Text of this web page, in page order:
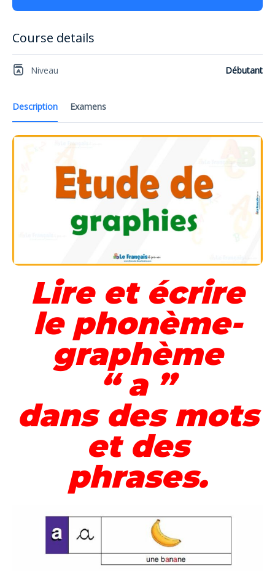
Description Examens
Lire et écrire
le phonème-
graphème
“ a ”
dans des mots
et des
phrases.
Course details
Niveau Débutant